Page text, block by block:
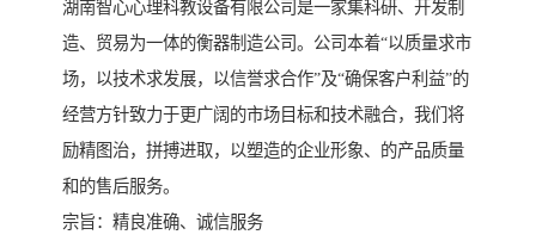
湖南智心心理科教设备有限公司是一家集科研、开发制
造、贸易为一体的衡器制造公司。公司本着“以质量求市
场，以技术求发展，以信誉求合作”及“确保客户利益”的
经营方针致力于更广阔的市场目标和技术融合，我们将
励精图治，拼搏进取，以塑造的企业形象、的产品质量
和的售后服务。
宗旨：精良准确、诚信服务